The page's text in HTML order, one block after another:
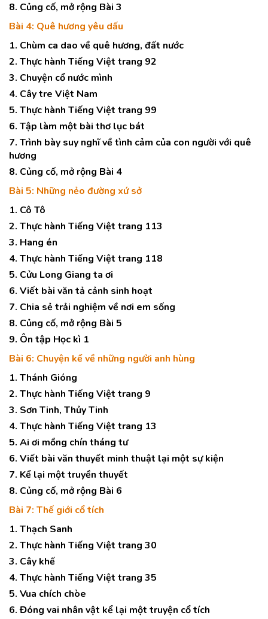
8. Củng cố, mở rộng Bài 3
Bài 4: Quê hương yêu dấu
1. Chùm ca dao về quê hương, đất nước
2. Thực hành Tiếng Việt trang 92
3. Chuyện cổ nước mình
4. Cây tre Việt Nam
5. Thực hành Tiếng Việt trang 99
6. Tập làm một bài thơ lục bát
7. Trình bày suy nghĩ về tình cảm của con người với quê
hương
8. Củng cố, mở rộng Bài 4
Bài 5: Những nẻo đường xứ sở
1. Cô Tô
2. Thực hành Tiếng Việt trang 113
3. Hang én
4. Thực hành Tiếng Việt trang 118
5. Cửu Long Giang ta ơi
6. Viết bài văn tả cảnh sinh hoạt
7. Chia sẻ trải nghiệm về nơi em sống
8. Củng cố, mở rộng Bài 5
9. Ôn tập Học kì 1
Bài 6: Chuyện kể về những người anh hùng
1. Thánh Gióng
2. Thực hành Tiếng Việt trang 9
3. Sơn Tinh, Thủy Tinh
4. Thực hành Tiếng Việt trang 13
5. Ai ơi mồng chín tháng tư
6. Viết bài văn thuyết minh thuật lại một sự kiện
7. Kể lại một truyền thuyết
8. Củng cố, mở rộng Bài 6
Bài 7: Thế giới cổ tích
1. Thạch Sanh
2. Thực hành Tiếng Việt trang 30
3. Cây khế
4. Thực hành Tiếng Việt trang 35
5. Vua chích chòe
6. Đóng vai nhân vật kể lại một truyện cổ tích